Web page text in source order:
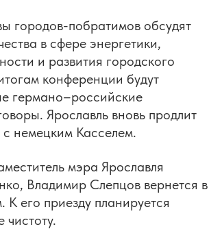
городов-побратимов обсудят
в сфере энергетики,
и развития городского
конференции будут
германо–российские
Ярославль вновь продлит
немецким Касселем.
мэра Ярославля
Владимир Слепцов вернется в
К его приезду планируется
чистоту.